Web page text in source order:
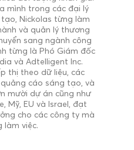
mình trong các đại lý
Nickolas từng làm
và quản lý thương
sang ngành công
từng là Phó Giám đốc
và Adtelligent Inc.
thị theo dữ liệu, các
cáo sáng tạo, và
mười dự án cũng như
Mỹ, EU và Israel, đạt
cho các công ty mà
làm việc.